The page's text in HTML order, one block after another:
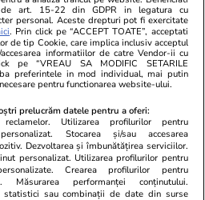
a
de
11:19
că ar fi
art. 15-22 din GDPR in legatura cu
personal. Aceste drepturi pot fi exercitate
. Prin click pe “ACCEPT TOATE”, acceptati
de tip Cookie, care implica inclusiv acceptul
informatiilor de catre Vendor-ii cu
pe “VREAU SA MODIFIC SETARILE
preferintele in mod individual, mai putin
pentru functionarea website-ului.
prelucrăm datele pentru a oferi:
reclamelor. Utilizarea profilurilor pentru
Stocarea și/sau accesarea
Dezvoltarea și îmbunătățirea serviciilor.
personalizat. Utilizarea profilurilor pentru
Crearea profilurilor pentru
Măsurarea performanței conținutului.
statistici sau combinații de date din surse